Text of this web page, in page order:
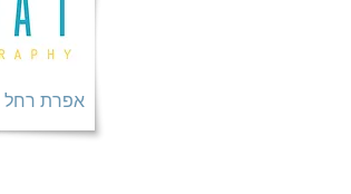
אפרת רחל